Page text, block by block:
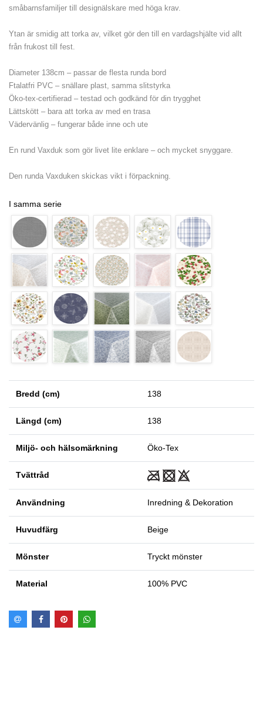
småbarnsfamiljer till designälskare med höga krav.
Ytan är smidig att torka av, vilket gör den till en vardagshjälte vid allt
från frukost till fest.
Diameter 138cm – passar de flesta runda bord
Ftalatfri PVC – snällare plast, samma slitstyrka
Öko-tex-certifierad – testad och godkänd för din trygghet
Lättskött – bara att torka av med en trasa
Vädervänlig – fungerar både inne och ute
En rund Vaxduk som gör livet lite enklare – och mycket snyggare.
Den runda Vaxduken skickas vikt i förpackning.
I samma serie
Bredd (cm) 138
Längd (cm) 138
Miljö- och hälsomärkning Öko-Tex
Tvättråd
Användning Inredning & Dekoration
Huvudfärg Beige
Mönster Tryckt mönster
Material 100% PVC